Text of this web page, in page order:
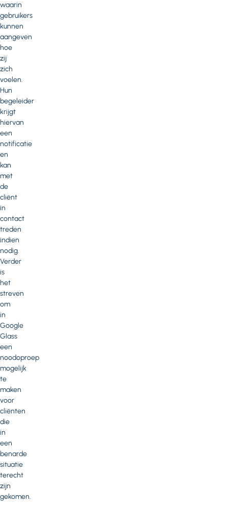
waarin
gebruikers
kunnen
aangeven
hoe
zij
zich
voelen.
Hun
begeleider
krijgt
hiervan
een
notificatie
en
kan
met
de
cliënt
in
contact
treden
indien
nodig.
Verder
is
het
streven
om
in
Google
Glass
een
noodoproep
mogelijk
te
maken
voor
cliënten
die
in
een
benarde
situatie
terecht
zijn
gekomen.